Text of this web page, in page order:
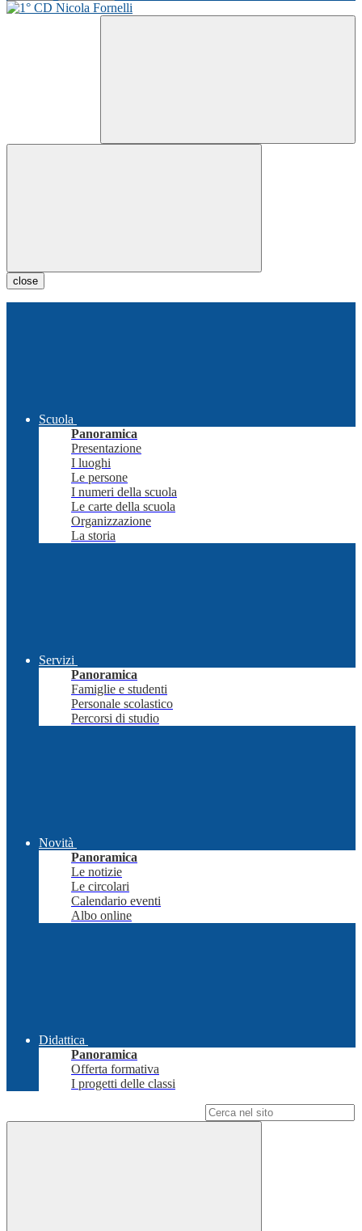
close
Scuola
Panoramica
Presentazione
I luoghi
Le persone
I numeri della scuola
Le carte della scuola
Organizzazione
La storia
Servizi
Panoramica
Famiglie e studenti
Personale scolastico
Percorsi di studio
Novità
Panoramica
Le notizie
Le circolari
Calendario eventi
Albo online
Didattica
Panoramica
Offerta formativa
I progetti delle classi